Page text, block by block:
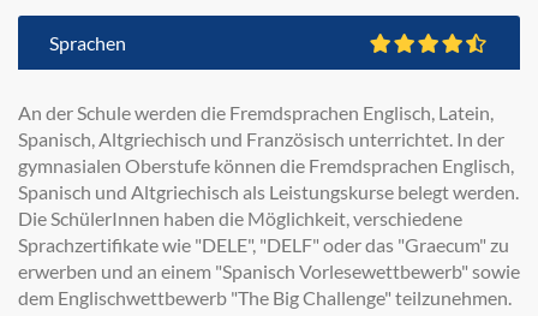
Sprachen
An der Schule werden die Fremdsprachen Englisch, Latein,
Spanisch, Altgriechisch und Französisch unterrichtet. In der
gymnasialen Oberstufe können die Fremdsprachen Englisch,
Spanisch und Altgriechisch als Leistungskurse belegt werden.
Die SchülerInnen haben die Möglichkeit, verschiedene
Sprachzertifikate wie "DELE", "DELF" oder das "Graecum" zu
erwerben und an einem "Spanisch Vorlesewettbewerb" sowie
dem Englischwettbewerb "The Big Challenge" teilzunehmen.